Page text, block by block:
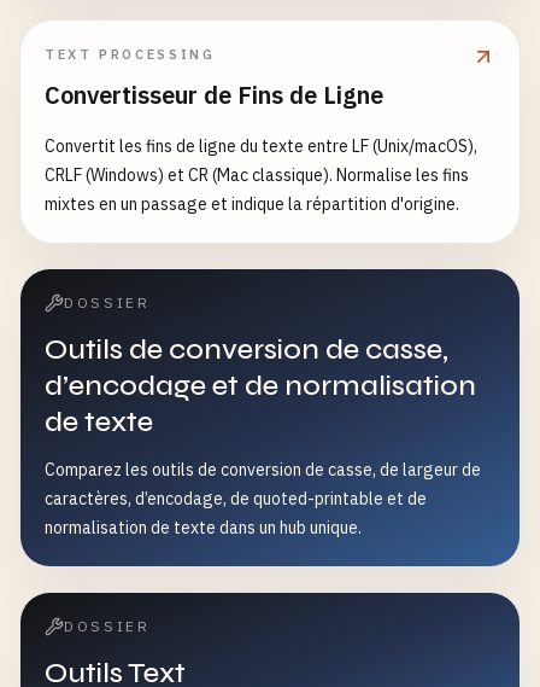
TEXT PROCESSING
Convertisseur de Fins de Ligne
Convertit les fins de ligne du texte entre LF (Unix/macOS),
CRLF (Windows) et CR (Mac classique). Normalise les fins
mixtes en un passage et indique la répartition d'origine.
DOSSIER
Outils de conversion de casse,
d’encodage et de normalisation
de texte
Comparez les outils de conversion de casse, de largeur de
caractères, d’encodage, de quoted-printable et de
normalisation de texte dans un hub unique.
DOSSIER
Outils Text